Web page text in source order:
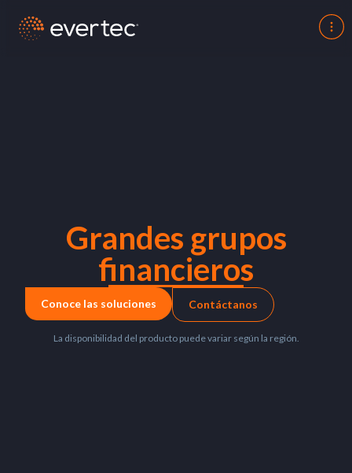
Grandes grupos
financieros
Conoce las soluciones Contáctanos
La disponibilidad del producto puede variar según la región.